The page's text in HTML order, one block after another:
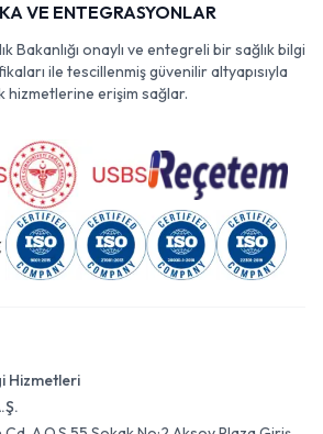
VE ENTEGRASYONLAR
Bakanlığı onaylı ve entegreli bir sağlık bilgi
ile tescillenmiş güvenilir altyapısıyla
hizmetlerine erişim sağlar.
Hizmetleri